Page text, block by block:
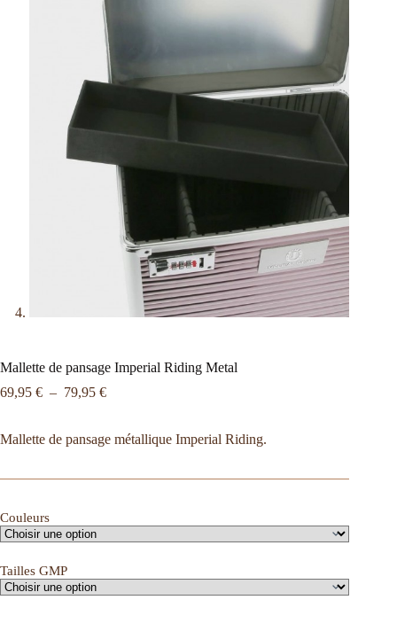
Mallette de pansage Imperial Riding Metal
69,95 € – 79,95 €
Mallette de pansage métallique Imperial Riding.
Couleurs
Tailles GMP